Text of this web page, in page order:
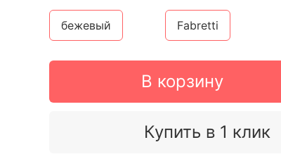
В корзину
Купить в 1 клик
бежевый Fabretti